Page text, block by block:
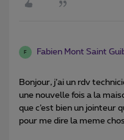
F Fabien Mont Saint
Bonjour, j’ai un rdv
une nouvelle fois a la
que c’est bien un jointeur
pour me dire la meme